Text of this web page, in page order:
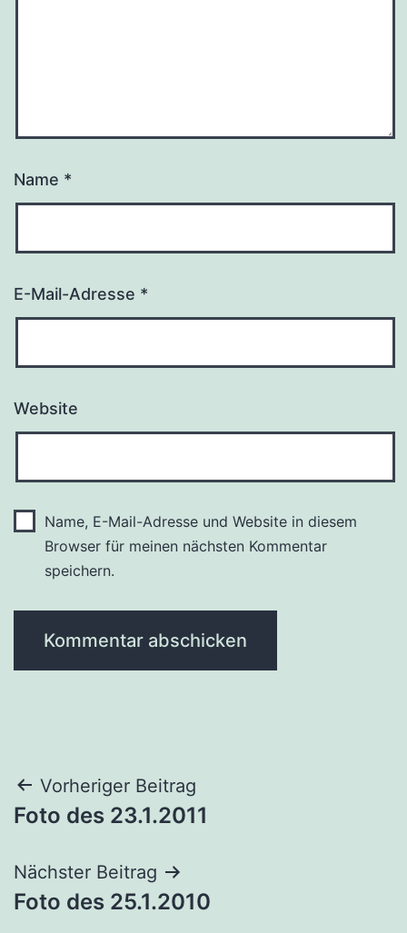
Name *
E-Mail-Adresse *
Website
Name, E-Mail-Adresse und Website in diesem
Browser für meinen nächsten Kommentar
speichern.
Beitragsnavigation
Vorheriger Beitrag
Foto des 23.1.2011
Nächster Beitrag
Foto des 25.1.2010